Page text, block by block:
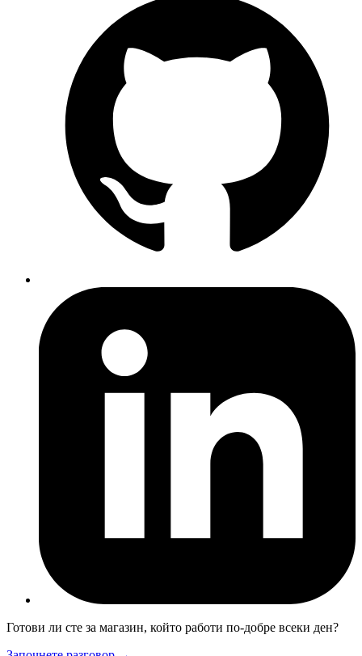
Готови ли сте за магазин, който работи по-добре всеки ден?